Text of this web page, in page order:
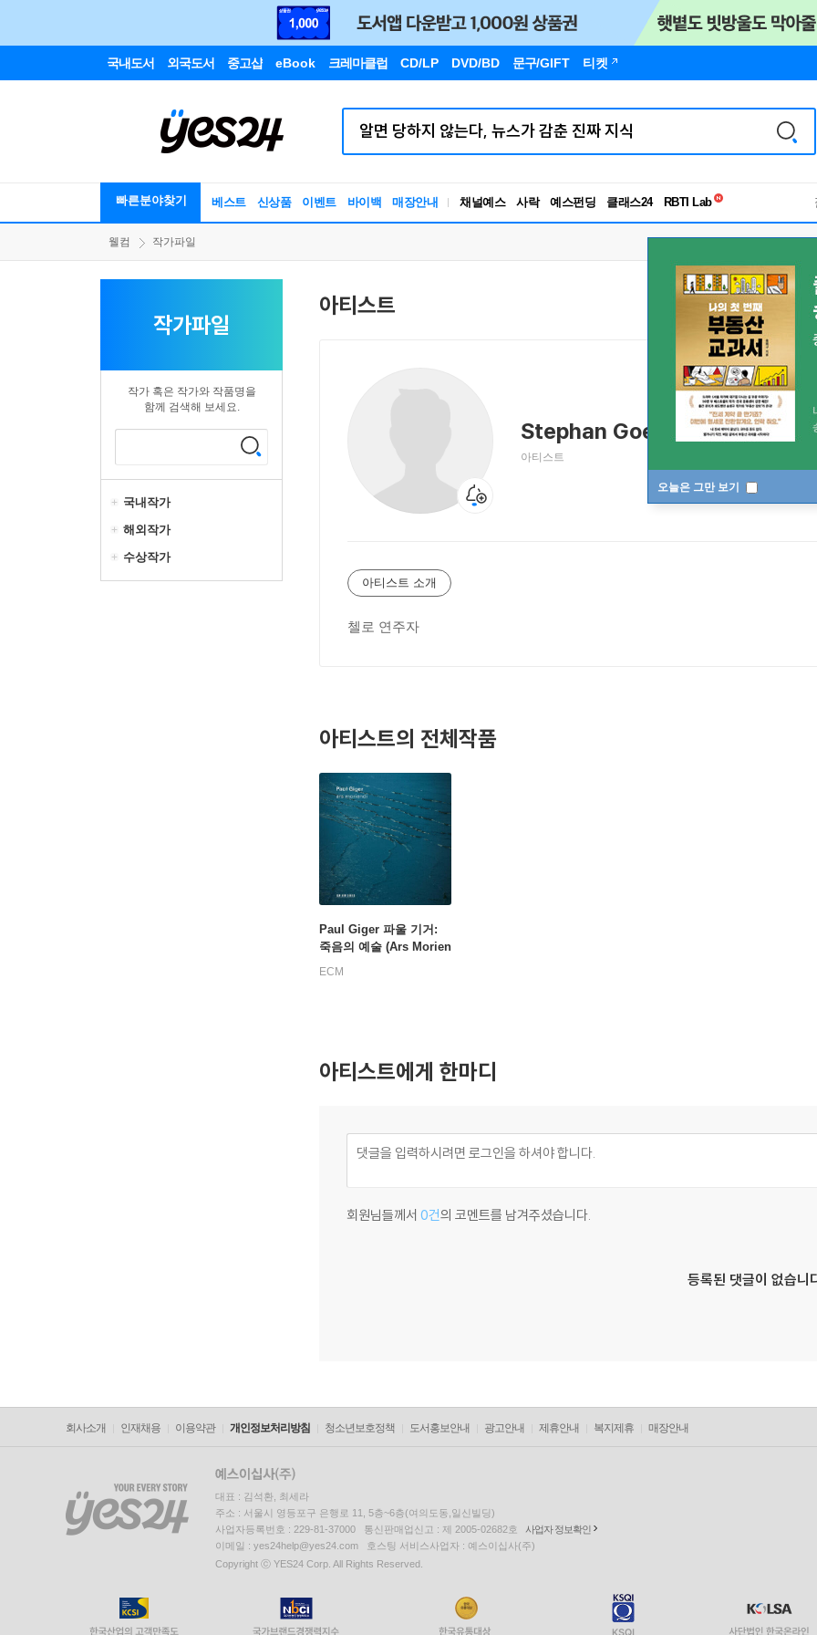
국내도서 외국도서 중고샵 eBook 크레마클럽 CD/LP DVD/BD 문구/GIFT 티켓
빠른분야찾기 베스트 신상품 이벤트 바이백 매장안내 채널예스 사락 예스펀딩 클래스24
RBTI Lab
독서유형검사
오늘은 그만 보기
웰컴 작가파일
작가파일
작가 혹은 작가와 작품명을
함께 검색해 보세요.
국내작가
해외작가
수상작가
아티스트
Stephan Goerner
아티스트
아티스트 소개
첼로 연주자
아티스트의 전체작품
Paul Giger 파울 기거:
죽음의 예술 (Ars Morien
di)
ECM
아티스트에게 한마디
회원님들께서 0건의 코멘트를 남겨주셨습니다.
등록된 댓글이 없습니
회사소개 인재채용 이용약관 개인정보처리방침 청소년보호정책 도서홍보안내 광고안내 제휴안내 복지제휴 매장안내
대표 : 김석환, 최세라
주소 : 서울시 영등포구 은행로 11, 5층~6층(여의도동,일신빌딩)
사업자등록번호 : 229-81-37000 통신판매업신고 : 제 2005-02682호
사업자 정보확인
이메일 : yes24help@yes24.com 호스팅 서비스사업자 : 예스이십사(주)
Copyright ⓒ YES24 Corp. All Rights Reserved.